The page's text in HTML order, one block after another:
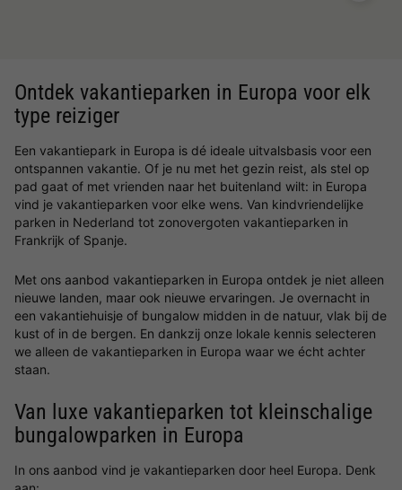
Ontdek vakantieparken in Europa voor elk
type reiziger
Een vakantiepark in Europa is dé ideale uitvalsbasis voor een
ontspannen vakantie. Of je nu met het gezin reist, als stel op
pad gaat of met vrienden naar het buitenland wilt: in Europa
vind je vakantieparken voor elke wens. Van kindvriendelijke
parken in Nederland tot zonovergoten vakantieparken in
Frankrijk of Spanje.
Met ons aanbod vakantieparken in Europa ontdek je niet alleen
nieuwe landen, maar ook nieuwe ervaringen. Je overnacht in
een vakantiehuisje of bungalow midden in de natuur, vlak bij de
kust of in de bergen. En dankzij onze lokale kennis selecteren
we alleen de vakantieparken in Europa waar we écht achter
staan.
Van luxe vakantieparken tot kleinschalige
bungalowparken in Europa
In ons aanbod vind je vakantieparken door heel Europa. Denk